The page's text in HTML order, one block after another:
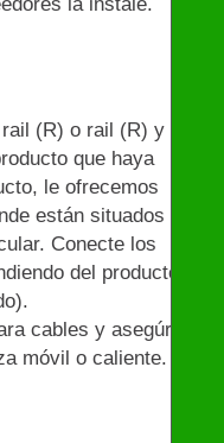
la instale.
(R) o rail (R) y
que haya
le ofrecemos
están situados los
Conecte los
del producto
cables y asegúrese
móvil o caliente.